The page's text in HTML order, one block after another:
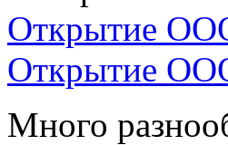
Открытие
Открытие
Много